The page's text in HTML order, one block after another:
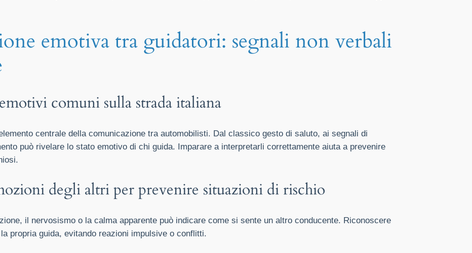
emotiva tra guidatori: segnali non verbali
comuni sulla strada italiana
centrale della comunicazione tra automobilisti. Dal classico gesto di saluto, ai segnali di
può rivelare lo stato emotivo di chi guida. Imparare a interpretarli correttamente aiuta a prevenire
degli altri per prevenire situazioni di rischio
il nervosismo o la calma apparente può indicare come si sente un altro conducente. Riconoscere
propria guida, evitando reazioni impulsive o conflitti.